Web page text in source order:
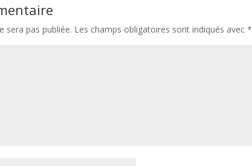
sera pas publiée. Les champs obligatoires sont indiqués avec*